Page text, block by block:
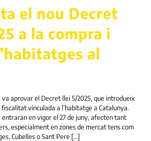
el nou Decret
a la compra i
al
va aprovar el Decret llei 5/2025, que introdueix
vinculada a l’habitatge a Catalunya.
entraran en vigor el 27 de juny, afecten tant
especialment en zones de mercat tens com
Cubelles o Sant Pere […]